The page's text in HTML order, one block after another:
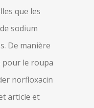
que les
sodium
De manière
pour le roupa
norfloxacin
article et